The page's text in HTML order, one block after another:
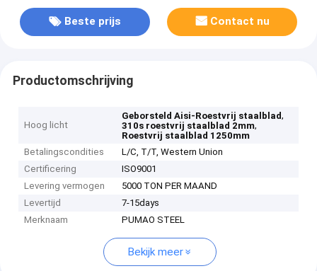
Beste prijs Contact nu
Productomschrijving
Hoog licht
Geborsteld Aisi-Roestvrij staalblad,
310s roestvrij staalblad 2mm,
Roestvrij staalblad 1250mm
Betalingscondities
L/C, T/T, Western Union
Certificering
ISO9001
Levering vermogen
5000 TON PER MAAND
Levertijd
7-15days
Merknaam
PUMAO STEEL
Bekijk meer